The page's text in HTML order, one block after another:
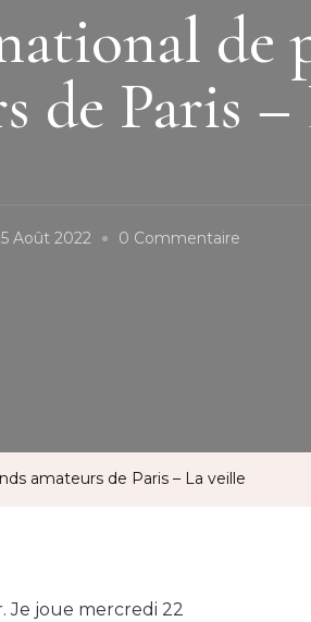
de
de Paris
5 Août 2022 0 Commentaire
De
amateurs de Paris – La veille
Je joue mercredi 22